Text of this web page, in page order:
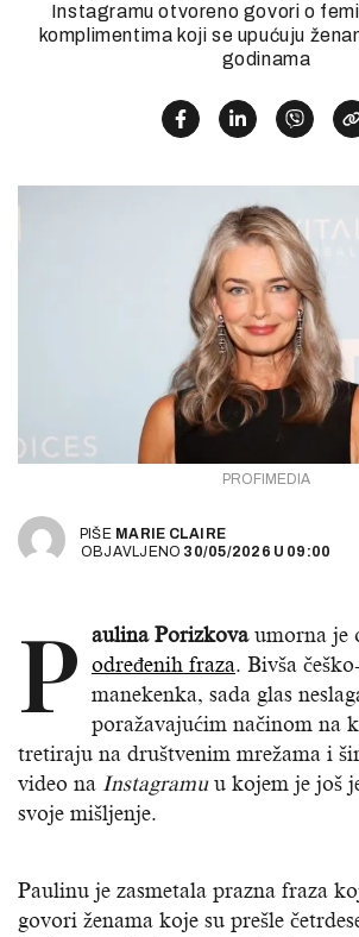
Instagramu otvoreno govori o
komplimentima koji se upućuju
godinama
PROFIMEDIA
PIŠE MARIE CLAIRE
OBJAVLJENO 30/05/2026 U 09:00
P aulina Porizkovaumorna je
određenih fraza. Bivša
manekenka, sada glas
poražavajućim načinom na
tretiraju na društvenim mrežama i
video na Instagramuu kojem je još
svoje mišljenje.
Paulinu je zasmetala prazna fraza
govori ženama koje su prešle